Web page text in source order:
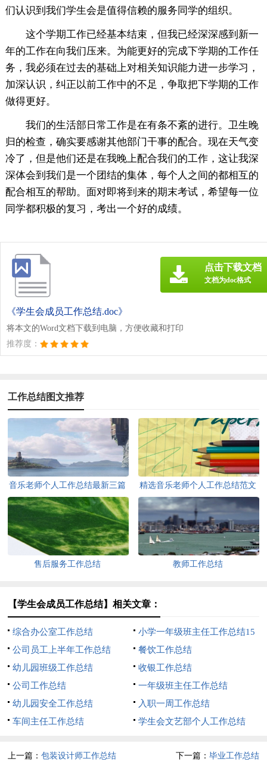
们认识到我们学生会是值得信赖的服务同学的组织。
这个学期工作已经基本结束，但我已经深深感到新一
年的工作在向我们压来。为能更好的完成下学期的工作任
务，我必须在过去的基础上对相关知识能力进一步学习，
加深认识，纠正以前工作中的不足，争取把下学期的工作
做得更好。
我们的生活部日常工作是在有条不紊的进行。卫生晚
归的检查，确实要感谢其他部门干事的配合。现在天气变
冷了，但是他们还是在我晚上配合我们的工作，这让我深
深体会到我们是一个团结的集体，每个人之间的都相互的
配合相互的帮助。面对即将到来的期末考试，希望每一位
同学都积极的复习，考出一个好的成绩。
《学生会成员工作总结.doc》
将本文的Word文档下载到电脑，方便收藏和打印
推荐度：
点击下载文档
文档为doc格式
工作总结图文推荐
音乐老师个人工作总结最新三篇 精选音乐老师个人工作总结范文
售后服务工作总结 教师工作总结
【学生会成员工作总结】相关文章：
综合办公室工作总结
小学一年级班主任工作总结15
篇
公司员工上半年工作总结
餐饮工作总结
幼儿园班级工作总结
收银工作总结
公司工作总结
一年级班主任工作总结
幼儿园安全工作总结
入职一周工作总结
车间主任工作总结
学生会文艺部个人工作总结
上一篇：包装设计师工作总结 下一篇： 毕业工作总结